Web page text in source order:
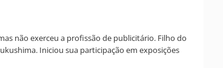
não exerceu a profissão de publicitário. Filho do
Iniciou sua participação em exposições